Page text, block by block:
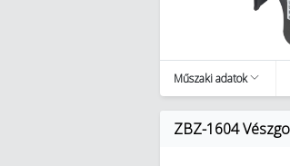
Műszaki adatok
ZBZ-1604